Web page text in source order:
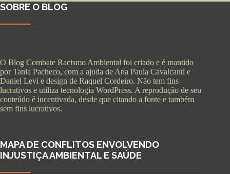
SOBRE O BLOG
O Blog Combate Racismo Ambiental foi criado e é mantido
por Tania Pacheco, com a ajuda de Ana Paula Cavalcanti e
Daniel Levi e design de Raquel Cordeiro. Não tem fins
lucrativos e utiliza tecnologia WordPress. A reprodução de seu
conteúdo é incentivada, desde que citando a fonte e também
sem fins lucrativos.
MAPA DE CONFLITOS ENVOLVENDO
INJUSTIÇA AMBIENTAL E SAÚDE